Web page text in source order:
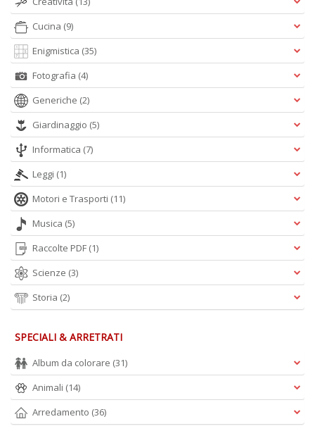
Cucina (9)
Enigmistica (35)
Fotografia (4)
Generiche (2)
Giardinaggio (5)
Informatica (7)
Leggi (1)
Motori e Trasporti (11)
Musica (5)
Raccolte PDF (1)
Scienze (3)
Storia (2)
SPECIALI & ARRETRATI
Album da colorare (31)
Animali (14)
Arredamento (36)